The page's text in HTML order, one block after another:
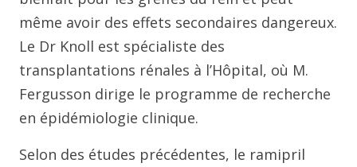
même avoir des effets secondaires dangereux.
Le Dr Knoll est spécialiste des
transplantations rénales à l’Hôpital, où M.
Fergusson dirige le programme de recherche
en épidémiologie clinique.
Selon des études précédentes, le ramipril